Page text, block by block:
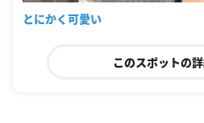
とにかく可愛い
このスポットの